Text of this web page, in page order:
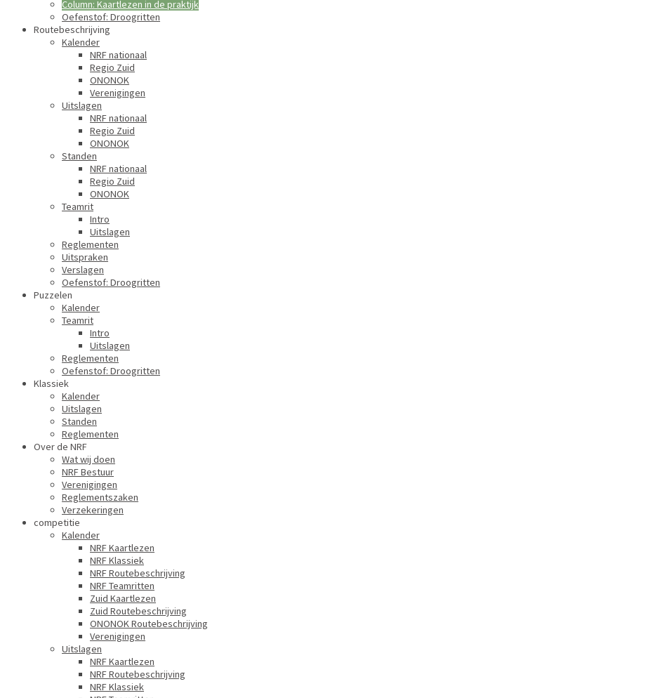
Column: Kaartlezen in de praktijk
Oefenstof: Droogritten
Routebeschrijving
Kalender
NRF nationaal
Regio Zuid
ONONOK
Verenigingen
Uitslagen
NRF nationaal
Regio Zuid
ONONOK
Standen
NRF nationaal
Regio Zuid
ONONOK
Teamrit
Intro
Uitslagen
Reglementen
Uitspraken
Verslagen
Oefenstof: Droogritten
Puzzelen
Kalender
Teamrit
Intro
Uitslagen
Reglementen
Oefenstof: Droogritten
Klassiek
Kalender
Uitslagen
Standen
Reglementen
Over de NRF
Wat wij doen
NRF Bestuur
Verenigingen
Reglementszaken
Verzekeringen
competitie
Kalender
NRF Kaartlezen
NRF Klassiek
NRF Routebeschrijving
NRF Teamritten
Zuid Kaartlezen
Zuid Routebeschrijving
ONONOK Routebeschrijving
Verenigingen
Uitslagen
NRF Kaartlezen
NRF Routebeschrijving
NRF Klassiek